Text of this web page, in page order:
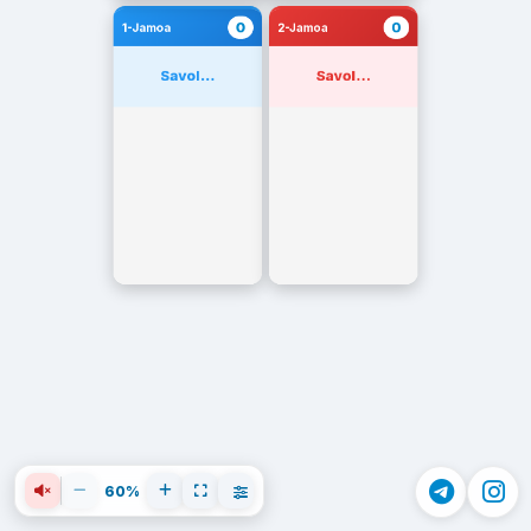
1-Jamoa 0
Savol...
2-Jamoa 0
Savol...
60%